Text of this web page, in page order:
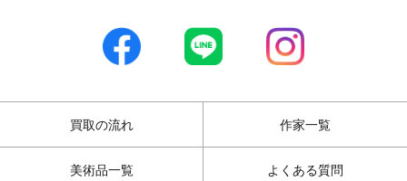
買取の流れ 作家一覧
美術品一覧 よくある質問